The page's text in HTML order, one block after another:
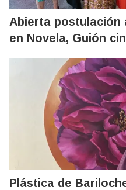
Abierta postulación
en Novela, Guión
Plástica de